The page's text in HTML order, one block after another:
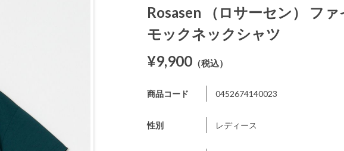
Rosasen （ロサーセン） フ
モックネックシャツ
¥9,900 （税込）
商品コード 0452674140023
性別 レディース